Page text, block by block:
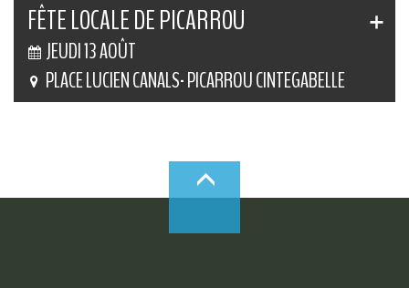
FÊTE LOCALE DE PICARROU
JEUDI 13 AOÛT
PLACE LUCIEN CANALS- PICARROU CINTEGABELLE